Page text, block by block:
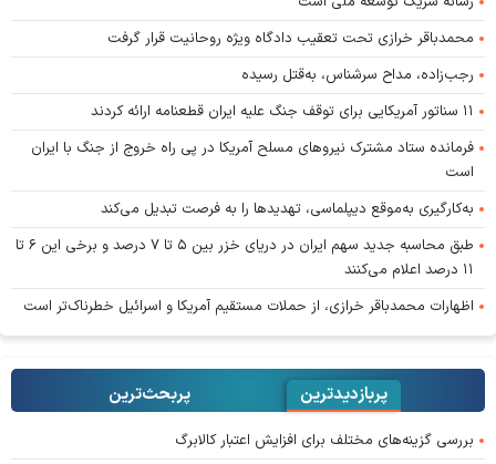
محمدباقر خرازی تحت تعقیب دادگاه ویژه روحانیت قرار گرفت
رجب‌زاده، مداح سرشناس، به‌قتل رسیده
۱۱ سناتور آمریکایی برای توقف جنگ علیه ایران قطعنامه ارائه کردند
فرمانده ستاد مشترک نیروهای مسلح آمریکا در پی راه خروج از جنگ با ایران
است
به‌کارگیری به‌موقع دیپلماسی، تهدیدها را به فرصت تبدیل می‌کند
طبق محاسبه جدید سهم ایران در دریای خزر بین ۵ تا ۷ درصد و برخی این ۶ تا
۱۱ درصد اعلام می‌کنند
اظهارات محمدباقر خرازی، از حملات مستقیم آمریکا و اسرائیل خطرناک‌تر است
پربازدیدترین پربحث‌ترین‌
بررسی گزینه‌های مختلف برای افزایش اعتبار کالابرگ